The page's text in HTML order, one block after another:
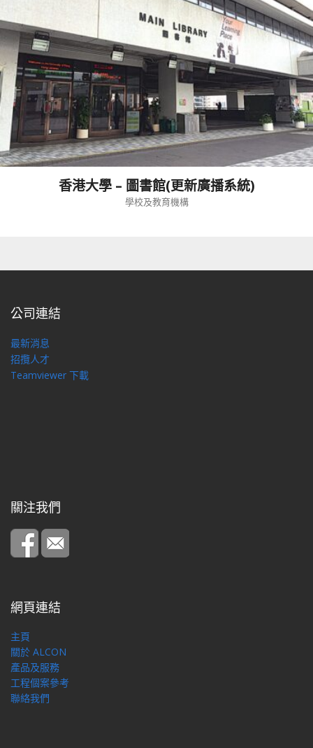
香港大學 – 圖書館(更新廣播系統)
學校及教育機構
公司連結
最新消息
招攬人才
Teamviewer 下載
關注我們
網頁連結
主頁
關於 ALCON
產品及服務
工程個案參考
聯絡我們